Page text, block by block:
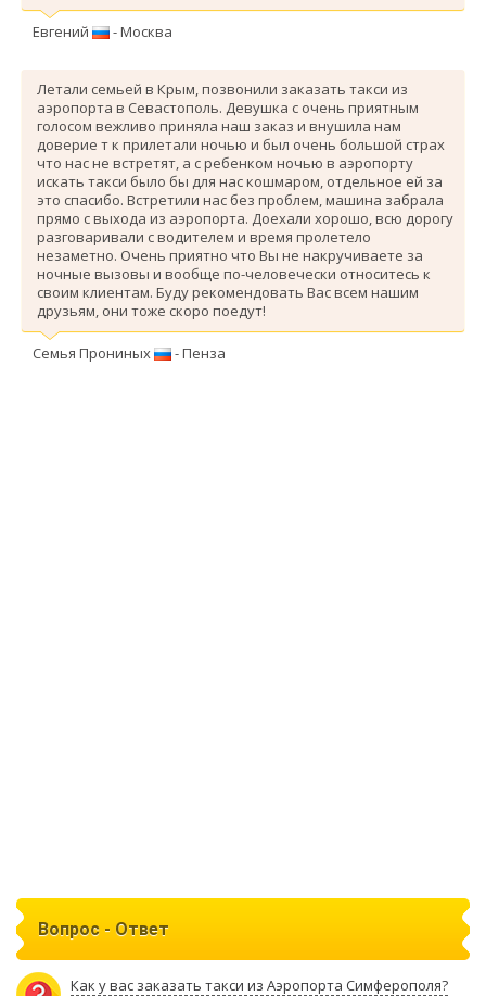
Евгений - Москва
Летали семьей в Крым, позвонили заказать такси из
аэропорта в Севастополь. Девушка с очень приятным
голосом вежливо приняла наш заказ и внушила нам
доверие т к прилетали ночью и был очень большой страх
что нас не встретят, а с ребенком ночью в аэропорту
искать такси было бы для нас кошмаром, отдельное ей за
это спасибо. Вcтретили нас без проблем, машина забрала
прямо с выхода из аэропорта. Доехали хорошо, всю дорогу
разговаривали с водителем и время пролетело
незаметно. Очень приятно что Вы не накручиваете за
ночные вызовы и вообще по-человечески относитесь к
своим клиентам. Буду рекомендовать Вас всем нашим
друзьям, они тоже скоро поедут!
Семья Прониных - Пенза
Вопрос - Ответ
Как у вас заказать такси из Аэропорта Симферополя?